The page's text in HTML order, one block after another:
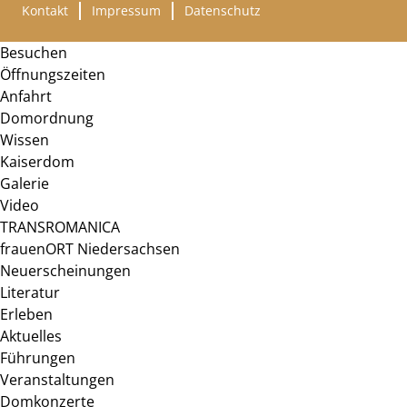
Kontakt Impressum Datenschutz
Besuchen
Öffnungszeiten
Anfahrt
Domordnung
Wissen
Kaiserdom
Galerie
Video
TRANSROMANICA
frauenORT Niedersachsen
Neuerscheinungen
Literatur
Erleben
Aktuelles
Führungen
Veranstaltungen
Domkonzerte